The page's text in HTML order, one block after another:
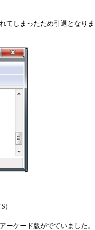
てしまったため引退となり
ーケード版がでていました。